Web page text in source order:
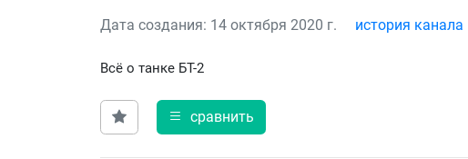
Дата создания: 14 октября 2020 г. история канала
Всё о танке БТ-2
сравнить